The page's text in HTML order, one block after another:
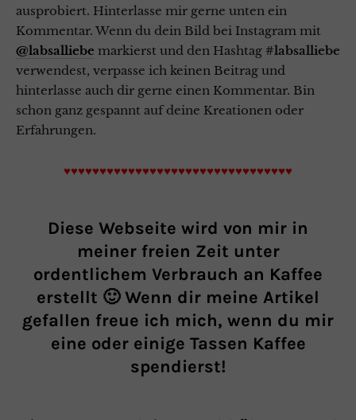
ausprobiert. Hinterlasse mir gerne unten ein
Kommentar. Wenn du dein Bild bei Instagram mit
@labsalliebe markierst und den Hashtag #labsalliebe
verwendest, verpasse ich keinen Beitrag und
hinterlasse auch dir gerne einen Kommentar. Bin
schon ganz gespannt auf deine Kreationen oder
Erfahrungen.
♥♥♥♥♥♥♥♥♥♥♥♥♥♥♥♥♥♥♥♥♥♥♥♥♥♥♥♥♥♥♥♥
Diese Webseite wird von mir in
meiner freien Zeit unter
ordentlichem Verbrauch an Kaffee
erstellt 🙂 Wenn dir meine Artikel
gefallen freue ich mich, wenn du mir
eine oder einige Tassen Kaffee
spendierst!